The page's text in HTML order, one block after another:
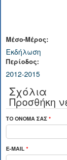
Μέσο-Μέρος:
Εκδήλωση
Περίοδος:
2012-2015
Σχόλια
Προσθήκη
ΤΟ ΌΝΟΜΆ ΣΑΣ *
E-MAIL *